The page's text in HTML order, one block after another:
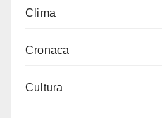
Clima
Cronaca
Cultura